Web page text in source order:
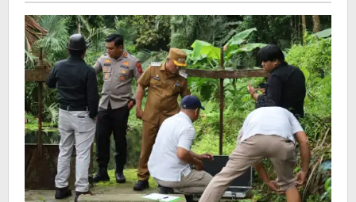
Debit
Air
Talaga
Nilem